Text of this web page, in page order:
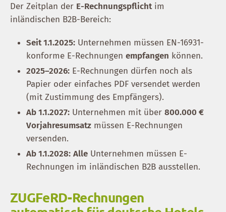
Der Zeitplan der E-Rechnungspflichtim
inländischen B2B-Bereich:
Seit 1.1.2025: Unternehmen müssen EN-16931-
konforme E-Rechnungen empfangen können.
2025–2026: E-Rechnungen dürfen noch als
Papier oder einfaches PDF versendet werden
(mit Zustimmung des Empfängers).
Ab 1.1.2027: Unternehmen mit über 800.000 €
Vorjahresumsatz müssen E-Rechnungen
versenden.
Ab 1.1.2028: Alle Unternehmen müssen E-
Rechnungen im inländischen B2B ausstellen.
ZUGFeRD-Rechnungen